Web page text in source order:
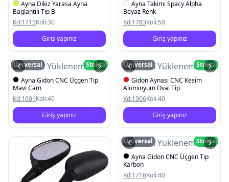
Ayna Dikiz Yarasa Ayna
Baglantili Tip B
Kd:1715Koli:30
Giriş yapınız
Ayna Takimi Spacy Alpha
Beyaz Renk
Kd:1783Koli:50
Giriş yapınız
Resim Yüklenemedi
Üniversal
Stokta
Ayna Gidon CNC Üçgen Tip
Mavi Cam
Kd:1001Koli:40
Giriş yapınız
Resim Yüklenemedi
Üniversal
Stokta
Gidon Aynası CNC Kesim
Alüminyum Oval Tip
Kd:1906Koli:40
Giriş yapınız
Resim Yüklenemedi
Üniversal
Stokta
Ayna Gidon CNC Üçgen Tip
Karbon
Kd:1716Koli:40